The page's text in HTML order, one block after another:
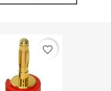
favorite_border